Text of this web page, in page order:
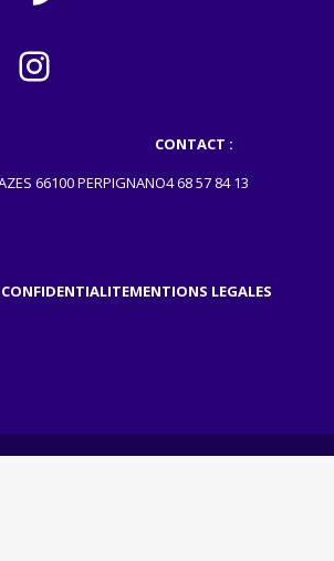
Instagram
66100 PERPIGNAN
CONTACT :
O4 68 57 84 13
MENTIONS LEGALES